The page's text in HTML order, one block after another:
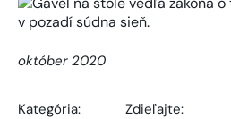
október 2020
Kategória:
Zdieľajte: